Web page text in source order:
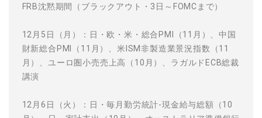
FRB沈黙期間（ブラックアウト・3日～FOMCまで）
12月5日（月）：日・欧・米・総合PMI（11月）、中国
財新総合PMI（11月）、米ISM非製造業景況指数（11
月）、ユーロ圏小売売上高（10月）、ラガルドECB総裁
講演
12月6日（火）：日・毎月勤労統計-現金給与総額（10